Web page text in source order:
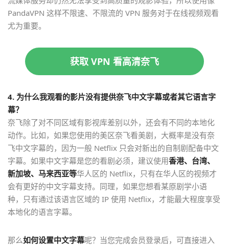
PandaVPN 这样不限速、不限流的 VPN 服务对于在线视频观看
尤为重要。
获取 VPN 看高清奈飞
4. 为什么我观看的影片没有提供奈飞中文字幕或者其它语言字
幕？
奈飞除了对不同区域有影视库差别以外，还会有不同的本地化
动作。比如，如果您使用的美区奈飞看美剧，大概率是没有奈
飞中文字幕的，因为一般 Netflix 只会对新出的自制剧配备中文
字幕。如果中文字幕是您的看剧必须，建议使用香港、台湾、
新加坡、马来西亚等华人区的 Netflix，只有在华人区的视频才
会有更好的中文字幕支持。同理，如果您想看某原剧学小语
种，只有通过该语言区域的 IP 使用 Netflix，才能最大程度享受
本地化的语言字幕。
那么如何设置中文字幕呢？当您完成会员登录后，可直接进入